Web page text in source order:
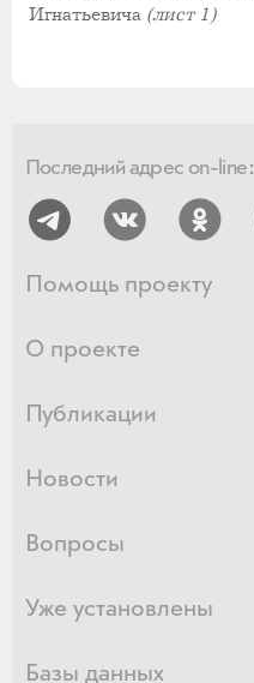
Игнатьевича (лист 1)
Последний адрес on-line:
Помощь проекту
О проекте
Публикации
Новости
Вопросы
Уже установлены
Базы данных